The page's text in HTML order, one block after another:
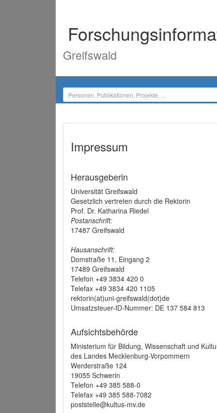
Greifswald
Impressum
Herausgeberin
Universität Greifswald
Gesetzlich vertreten durch die Rektorin
Prof. Dr. Katharina Riedel
Postanschrift:
17487 Greifswald
Hausanschrift:
Domstraße 11, Eingang 2
17489 Greifswald
Telefon +49 3834 420 0
Telefax +49 3834 420 1105
rektorin(at)uni-greifswald(dot)de
Umsatzsteuer-ID-Nummer: DE 137 584 813
Aufsichtsbehörde
Ministerium für Bildung, Wissenschaft und
des Landes Mecklenburg-Vorpommern
Werderstraße 124
19055 Schwerin
Telefon +49 385 588-0
Telefax +49 385 588-7082
poststelle@kultus-mv.de